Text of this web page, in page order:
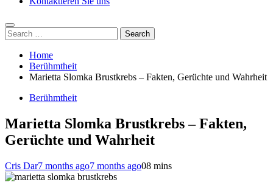
Search
for:
Home
Berühmtheit
Marietta Slomka Brustkrebs – Fakten, Gerüchte und Wahrheit
Berühmtheit
Marietta Slomka Brustkrebs – Fakten,
Gerüchte und Wahrheit
Cris Dar7 months ago7 months ago08 mins